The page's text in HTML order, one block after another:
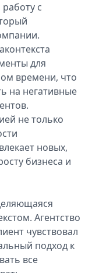
с
для
времени, что
на негативные
не только
новых,
бизнеса и
Агентство
чувствовал
подход к
все